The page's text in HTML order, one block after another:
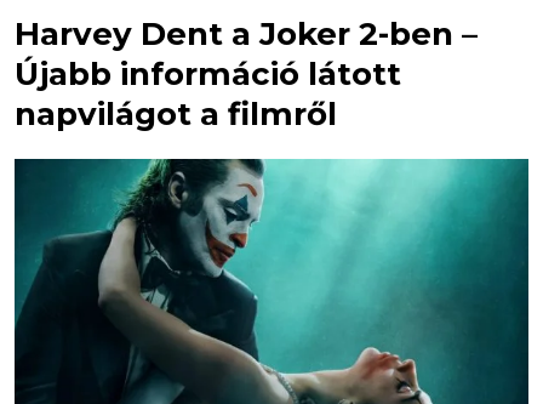
Harvey Dent a Joker 2-ben –
Újabb információ látott
napvilágot a filmről